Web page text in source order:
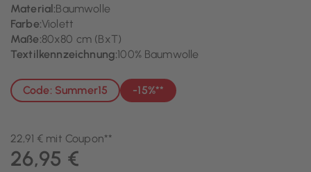
Material:Baumwolle
Farbe:Violett
Maße:80x80 cm (BxT)
Textilkennzeichnung:100% Baumwolle
Code: Summer15 -15%**
22,91 € mit Coupon**
26,95 €